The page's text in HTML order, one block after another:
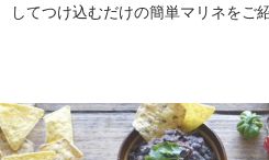
してつけ込むだけの簡単マリネをご